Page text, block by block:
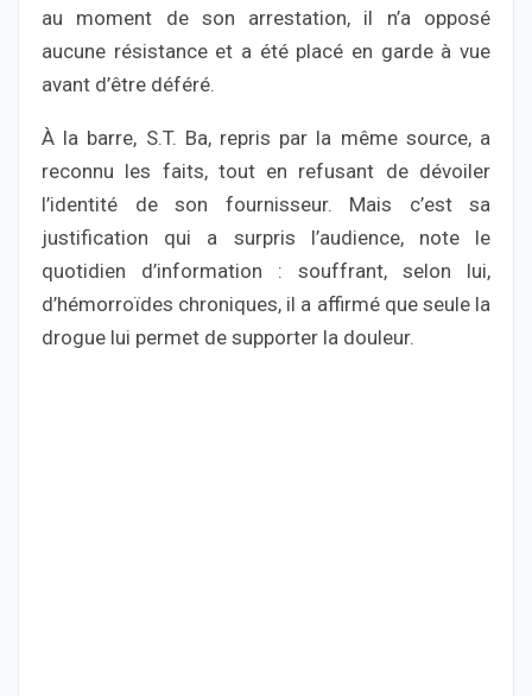
au moment de son arrestation, il n’a opposé
aucune résistance et a été placé en garde à vue
avant d’être déféré.
À la barre, S.T. Ba, repris par la même source, a
reconnu les faits, tout en refusant de dévoiler
l’identité de son fournisseur. Mais c’est sa
justification qui a surpris l’audience, note le
quotidien d’information : souffrant, selon lui,
d’hémorroïdes chroniques, il a affirmé que seule la
drogue lui permet de supporter la douleur.